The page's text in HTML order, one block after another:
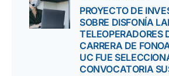
PROYECTO DE
SOBRE DISFONÍA
TELEOPERADORES
CARRERA DE
UC FUE
CONVOCATORIA